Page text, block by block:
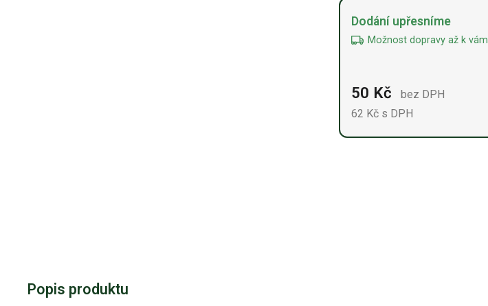
Alternative:
Dodání upřesníme
Možnost dopravy až k vám
50 Kč
bez DPH
62 Kč s DPH
Popis produktu